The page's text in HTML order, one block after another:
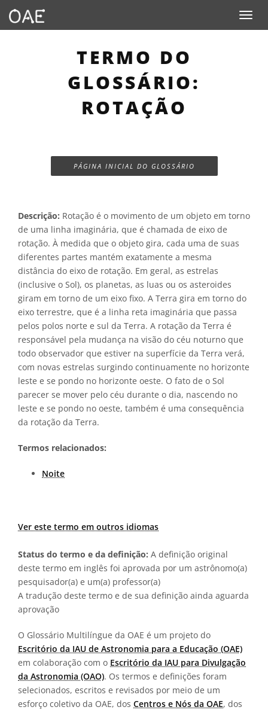
Toggle
TERMO DO
GLOSSÁRIO:
ROTAÇÃO
PÁGINA INICIAL DO GLOSSÁRIO
Descrição: Rotação é o movimento de um objeto em torno
de uma linha imaginária, que é chamada de eixo de
rotação. À medida que o objeto gira, cada uma de suas
diferentes partes mantém exatamente a mesma
distância do eixo de rotação. Em geral, as estrelas
(inclusive o Sol), os planetas, as luas ou os asteroides
giram em torno de um eixo fixo. A Terra gira em torno do
eixo terrestre, que é a linha reta imaginária que passa
pelos polos norte e sul da Terra. A rotação da Terra é
responsável pela mudança na visão do céu noturno que
todo observador que estiver na superfície da Terra verá,
com novas estrelas surgindo continuamente no horizonte
leste e se pondo no horizonte oeste. O fato de o Sol
parecer se mover pelo céu durante o dia, nascendo no
leste e se pondo no oeste, também é uma consequência
da rotação da Terra.
Termos relacionados:
Noite
Ver este termo em outros idiomas
Status do termo e da definição: A definição original
deste termo em inglês foi aprovada por um astrônomo(a)
pesquisador(a) e um(a) professor(a)
A tradução deste termo e de sua definição ainda aguarda
aprovação
O Glossário Multilíngue da OAE é um projeto do
Escritório da IAU de Astronomia para a Educação (OAE)
em colaboração com o Escritório da IAU para Divulgação
da Astronomia (OAO). Os termos e definições foram
selecionados, escritos e revisados por meio de um
esforço coletivo da OAE, dos Centros e Nós da OAE, dos